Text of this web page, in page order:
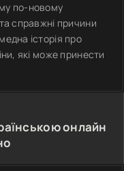
по-новому
справжні причини
історія про
які може принести
онлайн